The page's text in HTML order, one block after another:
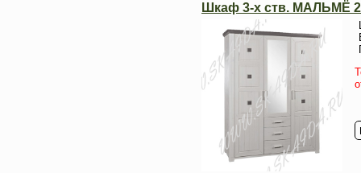
Шкаф 3-х ств. МАЛЬМЁ